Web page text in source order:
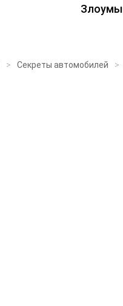
Секреты автомобилей